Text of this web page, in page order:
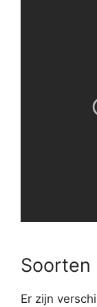
Soorten
Er zijn